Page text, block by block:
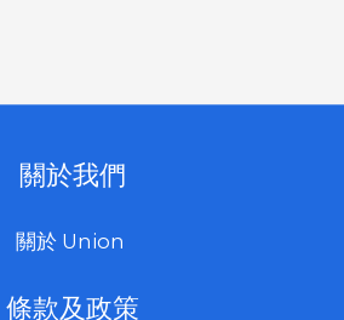
關於我們
關於 Union
條款及政策